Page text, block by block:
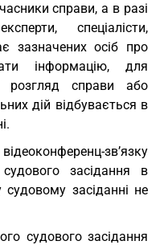
справи, а в разі
спеціалісти,
зазначених осіб про
інформацію, для
розгляд справи або
дій відбувається в
зв’язку
засідання в
засіданні не
судового засідання